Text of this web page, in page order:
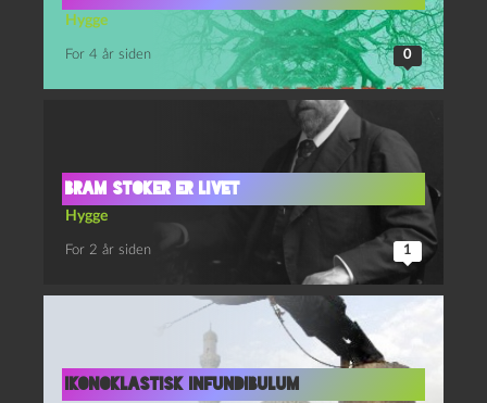
Hygge
For 4 år siden 0
Bram Stoker er livet
Hygge
For 2 år siden 1
ikonoklastisk infundibulum